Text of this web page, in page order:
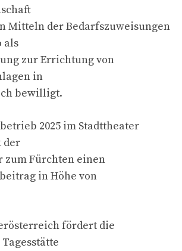
Mitteln der Bedarfszuweisungen
als
zur Errichtung von
in
bewilligt.
2025 im Stadttheater
der
zum Fürchten einen
in Höhe von
fördert die